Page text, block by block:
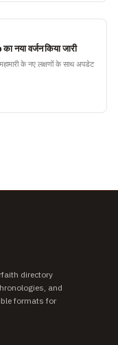
वर्जन किया जारी
के नए लक्षणों के साथ अपडेट
directory
and
formats for